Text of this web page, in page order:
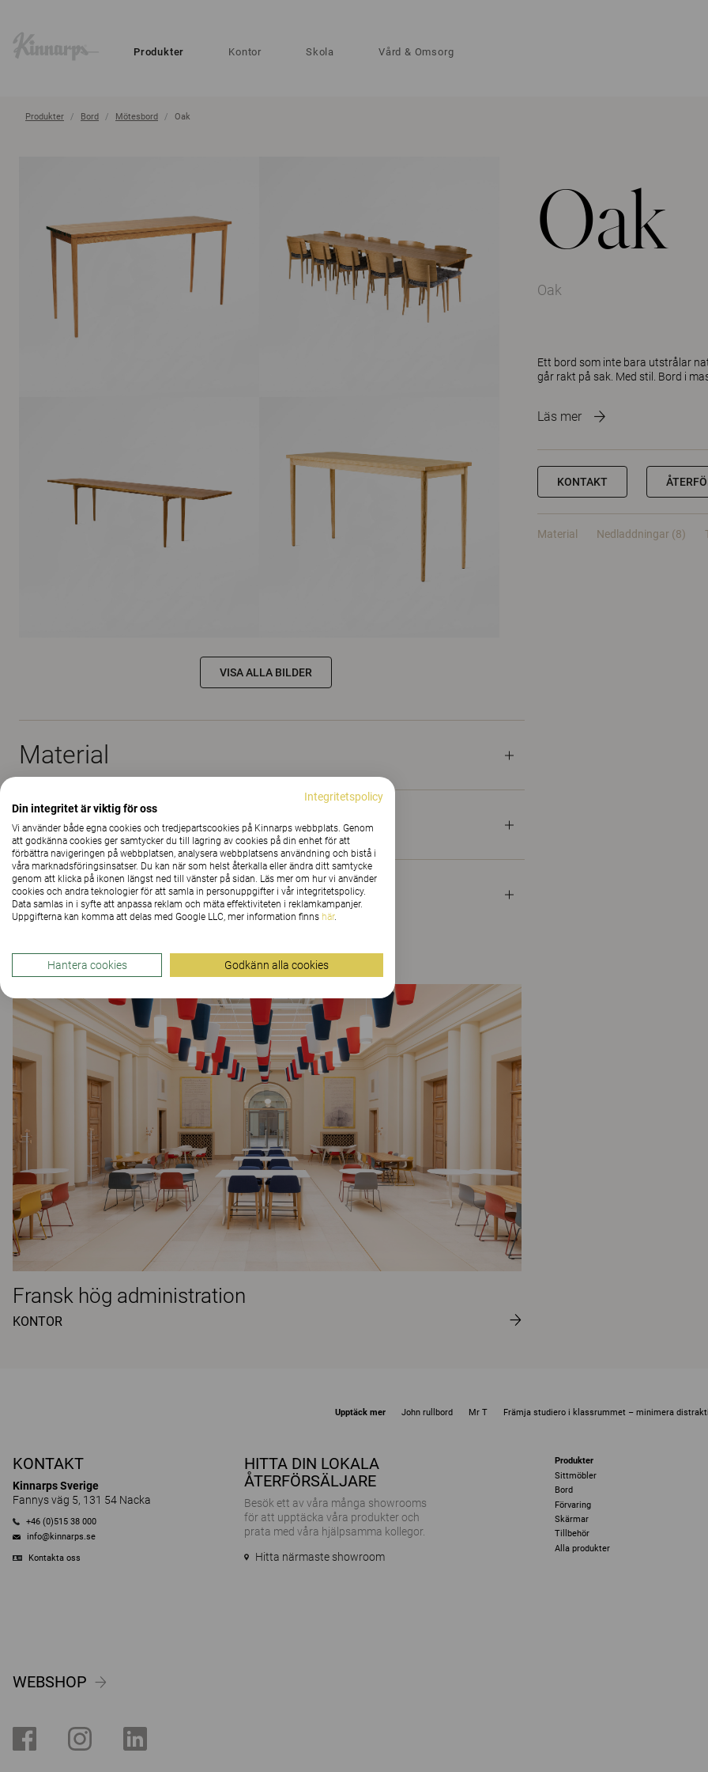
Produkter Kontor Skola Vård & Omsorg
Produkter Bord Mötesbord Oak
Oak
Oak
Ett bord som inte bara utstrålar
går rakt på sak. Med stil. Bord i
Läs mer
KONTAKT
Material Nedladdningar (8)
VISA ALLA BILDER
Material
Nedladdningar (8)
The Better Effect Index (2,11)
Kundprojekt
Fransk hög administration
KONTOR
Upptäck mer John rullbord Mr T Främja studiero i klassrummet – minimera
KONTAKT
Kinnarps Sverige
Fannys väg 5, 131 54 Nacka
+46 (0)515 38 000
info@kinnarps.se
Kontakta oss
HITTA DIN LOKALA
ÅTERFÖRSÄLJARE
Besök ett av våra många showrooms
för att upptäcka våra produkter och
prata med våra hjälpsamma kollegor.
Hitta närmaste showroom
Produkter
Sittmöbler
Bord
Förvaring
Skärmar
Tillbehör
Alla produkter
WEBSHOP
Integritetspolicy
Din integritet är viktig för oss
Vi använder både egna cookies och tredjepartscookies på Kinnarps webbplats. Genom
att godkänna cookies ger samtycker du till lagring av cookies på din enhet för att
förbättra navigeringen på webbplatsen, analysera webbplatsens användning och bistå i
våra marknadsföringsinsatser. Du kan när som helst återkalla eller ändra ditt samtycke
genom att klicka på ikonen längst ned till vänster på sidan. Läs mer om hur vi använder
cookies och andra teknologier för att samla in personuppgifter i vår integritetspolicy.
Data samlas in i syfte att anpassa reklam och mäta effektiviteten i reklamkampanjer.
Uppgifterna kan komma att delas med Google LLC, mer information finns här.
Hantera cookies Godkänn alla cookies